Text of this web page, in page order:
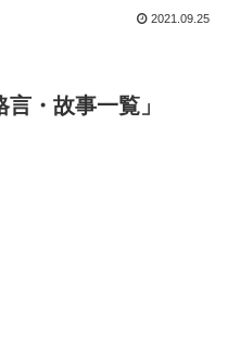
2021.09.25
・故事一覧」